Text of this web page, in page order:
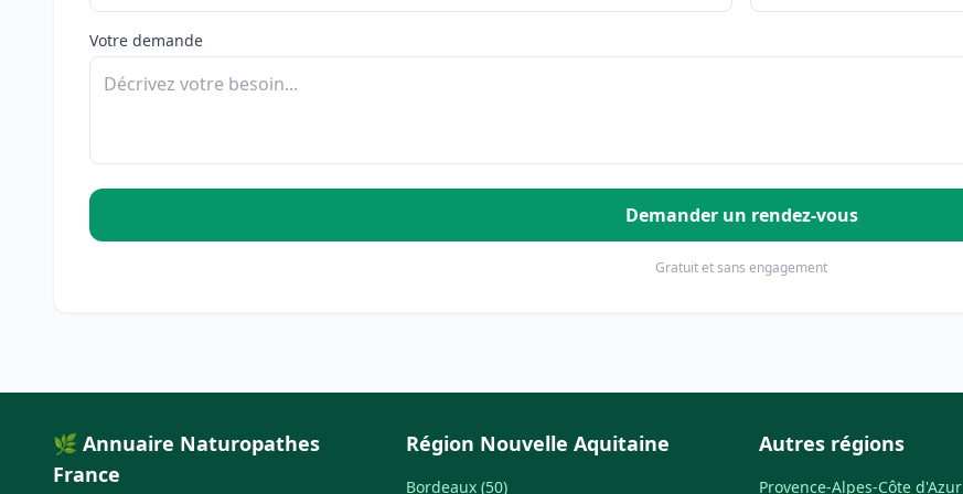
Votre demande
Demander un rendez-vous
Gratuit et sans engagement
🌿 Annuaire Naturopathes
France
Région Nouvelle Aquitaine
Bordeaux (50)
Autres régions
Provence-Alpes-Côte d'Azur